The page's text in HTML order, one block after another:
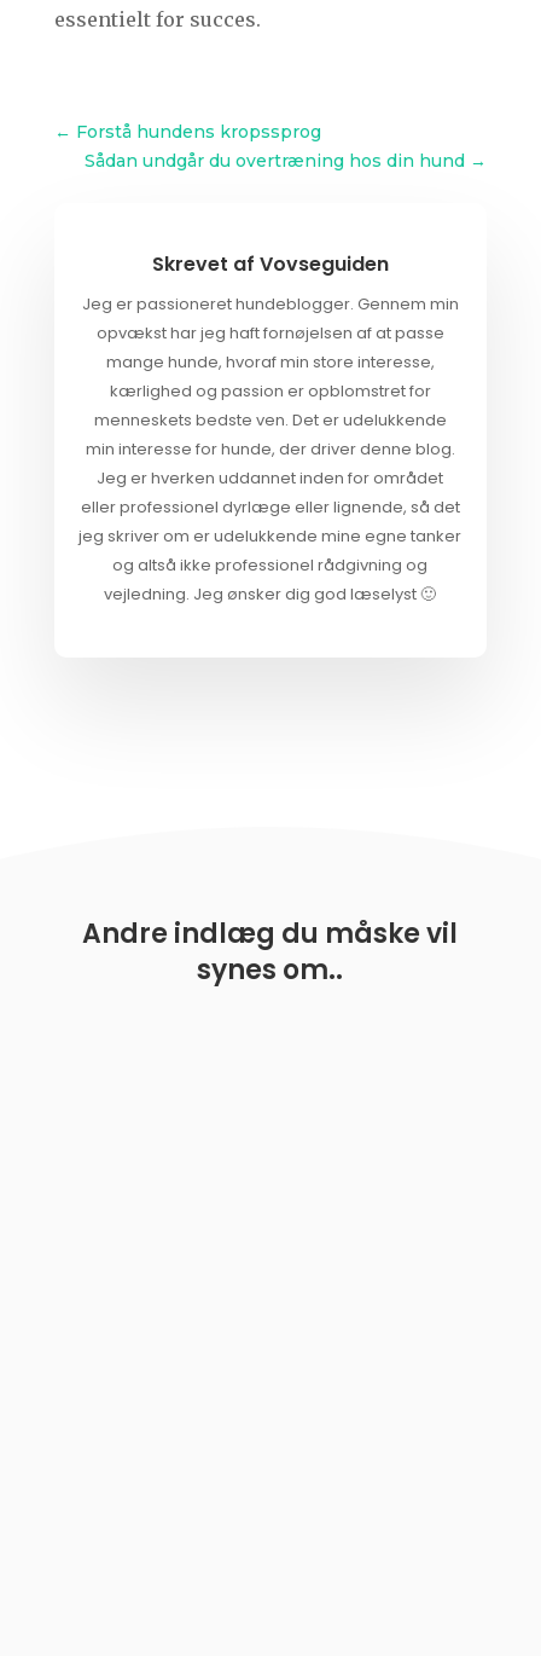
essentielt for succes.
← Forstå hundens kropssprog
Sådan undgår du overtræning hos din hund →
Skrevet af Vovseguiden
Jeg er passioneret hundeblogger. Gennem min
opvækst har jeg haft fornøjelsen af at passe
mange hunde, hvoraf min store interesse,
kærlighed og passion er opblomstret for
menneskets bedste ven. Det er udelukkende
min interesse for hunde, der driver denne blog.
Jeg er hverken uddannet inden for området
eller professionel dyrlæge eller lignende, så det
jeg skriver om er udelukkende mine egne tanker
og altså ikke professionel rådgivning og
vejledning. Jeg ønsker dig god læselyst 🙂
Andre indlæg du måske vil
synes om..